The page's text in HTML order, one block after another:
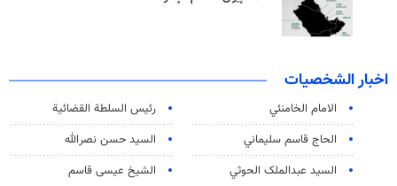
اخبار الشخصيات
الامام الخامنئي
رئیس السلطة القضائیة
الحاج قاسم سليماني
السيد حسن نصرالله
السید عبدالملک الحوثي
الشيخ عيسى قاسم